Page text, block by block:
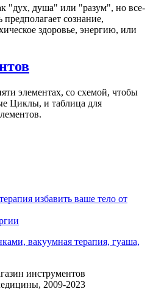
"дух, душа" или "разум", но все-
сознание,
здоровье, энергию, или
элементах, со схемой, чтобы
Циклы, и таблица для
избавить ваше тело от
вакуумная терапия, гуаша,
инструментов
2009-2023